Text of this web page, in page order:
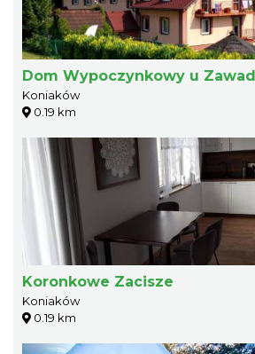
Dom Wypoczynkowy u
Koniaków
0.19 km
Koronkowe Zacisze
Koniaków
0.19 km